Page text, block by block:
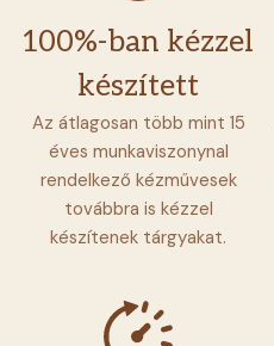
100%-ban kézzel
készített
Az átlagosan több mint 15
éves munkaviszonynal
rendelkező kézművesek
továbbra is kézzel
készítenek tárgyakat.